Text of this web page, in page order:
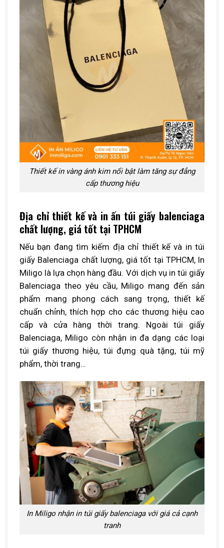
Thiết kế in vàng ánh kim nổi bật làm tăng sự đẳng
cấp thương hiệu
Địa chỉ thiết kế và in ấn túi giấy balenciaga
chất lượng, giá tốt tại TPHCM
Nếu bạn đang tìm kiếm địa chỉ thiết kế và in túi
giấy Balenciaga chất lượng, giá tốt tại TPHCM, In
Miligo là lựa chọn hàng đầu. Với dịch vụ in túi giấy
Balenciaga theo yêu cầu, Miligo mang đến sản
phẩm mang phong cách sang trọng, thiết kế
chuẩn chỉnh, thích hợp cho các thương hiệu cao
cấp và cửa hàng thời trang. Ngoài túi giấy
Balenciaga, Miligo còn nhận in đa dạng các loại
túi giấy thương hiệu, túi đựng quà tặng, túi mỹ
phẩm, thời trang…
In Miligo nhận in túi giấy balenciaga với giá cả cạnh
tranh